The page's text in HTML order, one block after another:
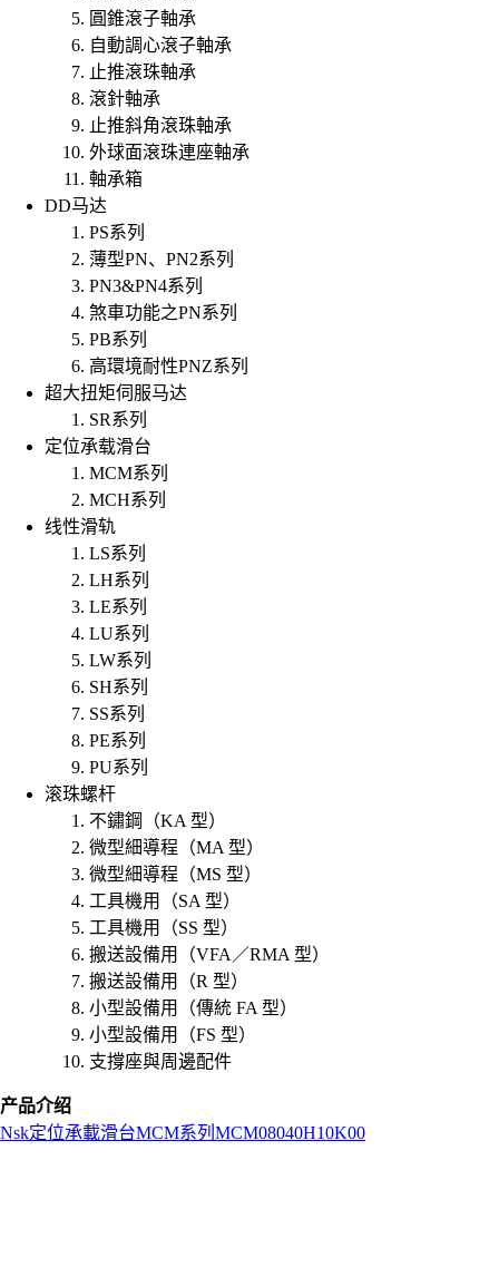
圓錐滾子軸承
自動調心滾子軸承
止推滾珠軸承
滾針軸承
止推斜角滾珠軸承
外球面滾珠連座軸承
軸承箱
DD马达
PS系列
薄型PN、PN2系列
PN3&PN4系列
煞車功能之PN系列
PB系列
高環境耐性PNZ系列
超大扭矩伺服马达
SR系列
定位承载滑台
MCM系列
MCH系列
线性滑轨
LS系列
LH系列
LE系列
LU系列
LW系列
SH系列
SS系列
PE系列
PU系列
滚珠螺杆
不鏽鋼（KA 型）
微型細導程（MA 型）
微型細導程（MS 型）
工具機用（SA 型）
工具機用（SS 型）
搬送設備用（VFA／RMA 型）
搬送設備用（R 型）
小型設備用（傳統 FA 型）
小型設備用（FS 型）
支撐座與周邊配件
产品介绍
Nsk定位承載滑台MCM系列 MCM08040H10K00